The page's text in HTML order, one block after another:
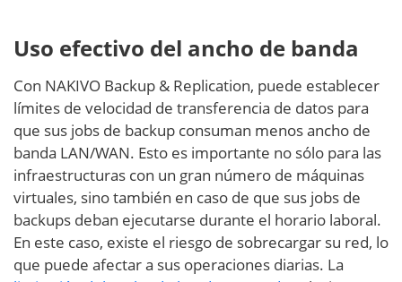
Uso efectivo del ancho de banda
Con NAKIVO Backup & Replication, puede establecer
límites de velocidad de transferencia de datos para
que sus jobs de backup consuman menos ancho de
banda LAN/WAN. Esto es importante no sólo para las
infraestructuras con un gran número de máquinas
virtuales, sino también en caso de que sus jobs de
backups deban ejecutarse durante el horario laboral.
En este caso, existe el riesgo de sobrecargar su red, lo
que puede afectar a sus operaciones diarias. La